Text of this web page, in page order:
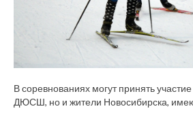
В соревнованиях могут принять
ДЮСШ, но и жители Новосибирска,